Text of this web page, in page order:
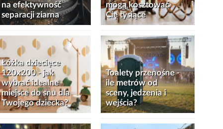
na efektywność
separacji ziarna
mogą kosztować
Cię tysiące
Łóżka dziecięce
120x200 - jak
wybrać idealne
miejsce do snu dla
Twojego dziecka?
Toalety przenośne -
ile metrów od
sceny, jedzenia i
wejścia?